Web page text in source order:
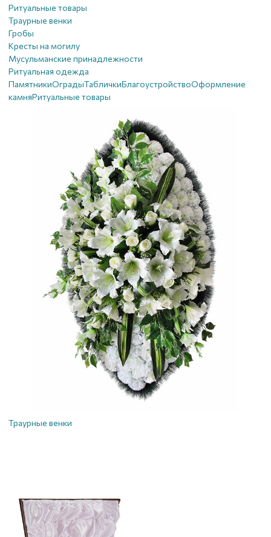
Ритуальные товары
Траурные венки
Гробы
Кресты на могилу
Мусульманские принадлежности
Ритуальная одежда
ПамятникиОградыТабличкиБлагоустройствoОформление
камняРитуальные товары
Траурные венки